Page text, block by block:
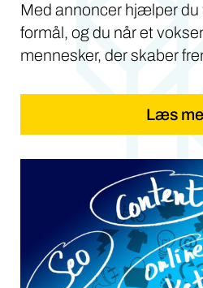
Med annoncer hjælper du
formål, og du når et
mennesker, der skaber
Læs